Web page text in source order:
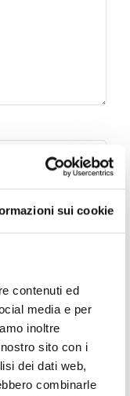
sui cookie
contenuti ed
media e per
inoltre
sito con i
dei dati web,
combinarle
browser per la